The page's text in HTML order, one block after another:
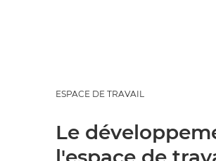
ESPACE DE TRAVAIL
Le